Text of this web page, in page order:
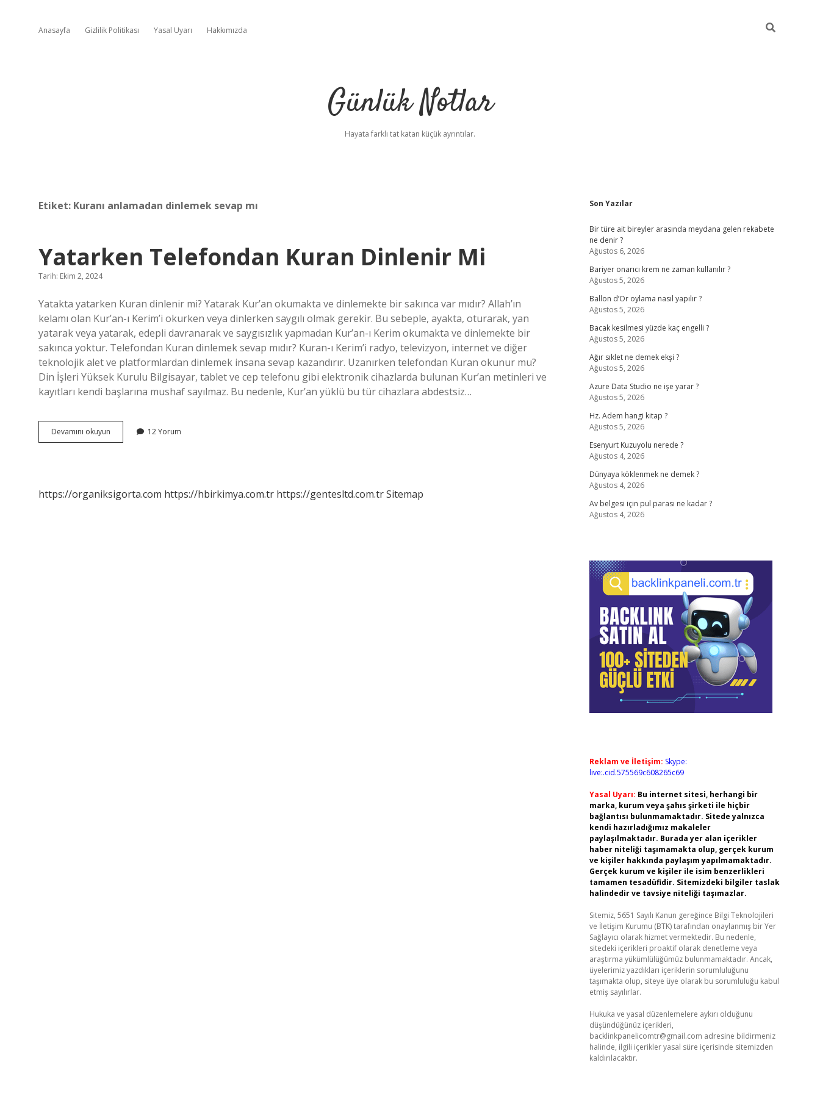
Anasayfa Gizlilik Politikası Yasal Uyarı Hakkımızda
Günlük Notlar
Hayata farklı tat katan küçük ayrıntılar.
Etiket: Kuranı anlamadan dinlemek sevap mı
Yatarken Telefondan Kuran Dinlenir Mi
Tarih: Ekim 2, 2024
Yatakta yatarken Kuran dinlenir mi? Yatarak Kur’an okumakta ve dinlemekte bir sakınca var mıdır? Allah’ın
kelamı olan Kur’an-ı Kerim’i okurken veya dinlerken saygılı olmak gerekir. Bu sebeple, ayakta, oturarak, yan
yatarak veya yatarak, edepli davranarak ve saygısızlık yapmadan Kur’an-ı Kerim okumakta ve dinlemekte bir
sakınca yoktur. Telefondan Kuran dinlemek sevap mıdır? Kuran-ı Kerim’i radyo, televizyon, internet ve diğer
teknolojik alet ve platformlardan dinlemek insana sevap kazandırır. Uzanırken telefondan Kuran okunur mu?
Din İşleri Yüksek Kurulu Bilgisayar, tablet ve cep telefonu gibi elektronik cihazlarda bulunan Kur’an metinleri ve
kayıtları kendi başlarına mushaf sayılmaz. Bu nedenle, Kur’an yüklü bu tür cihazlara abdestsiz…
Devamını okuyun Yatarken
Telefondan
12 Yorum
https://organiksigorta.com https://hbirkimya.com.tr https://gentesltd.com.trSitemap
Sidebar
Son Yazılar
Bir türe ait bireyler arasında meydana gelen rekabete
ne denir ?
Ağustos 6, 2026
Bariyer onarıcı krem ne zaman kullanılır ?
Ağustos 5, 2026
Ballon d’Or oylama nasıl yapılır ?
Ağustos 5, 2026
Bacak kesilmesi yüzde kaç engelli ?
Ağustos 5, 2026
Ağır sıklet ne demek ekşi ?
Ağustos 5, 2026
Azure Data Studio ne işe yarar ?
Ağustos 5, 2026
Hz. Adem hangi kitap ?
Ağustos 5, 2026
Esenyurt Kuzuyolu nerede ?
Ağustos 4, 2026
Dünyaya köklenmek ne demek ?
Ağustos 4, 2026
Av belgesi için pul parası ne kadar ?
Ağustos 4, 2026
Reklam ve İletişim: Skype:
live:.cid.575569c608265c69
Yasal Uyarı: Bu internet sitesi, herhangi bir
marka, kurum veya şahıs şirketi ile hiçbir
bağlantısı bulunmamaktadır. Sitede yalnızca
kendi hazırladığımız makaleler
paylaşılmaktadır. Burada yer alan içerikler
haber niteliği taşımamakta olup, gerçek kurum
ve kişiler hakkında paylaşım yapılmamaktadır.
Gerçek kurum ve kişiler ile isim benzerlikleri
tamamen tesadüfidir. Sitemizdeki bilgiler taslak
halindedir ve tavsiye niteliği taşımazlar.
Sitemiz, 5651 Sayılı Kanun gereğince Bilgi Teknolojileri
ve İletişim Kurumu (BTK) tarafından onaylanmış bir Yer
Sağlayıcı olarak hizmet vermektedir. Bu nedenle,
sitedeki içerikleri proaktif olarak denetleme veya
araştırma yükümlülüğümüz bulunmamaktadır. Ancak,
üyelerimiz yazdıkları içeriklerin sorumluluğunu
taşımakta olup, siteye üye olarak bu sorumluluğu kabul
etmiş sayılırlar.
Hukuka ve yasal düzenlemelere aykırı olduğunu
düşündüğünüz içerikleri,
backlinkpanelicomtr@gmail.com adresine bildirmeniz
halinde, ilgili içerikler yasal süre içerisinde sitemizden
kaldırılacaktır.